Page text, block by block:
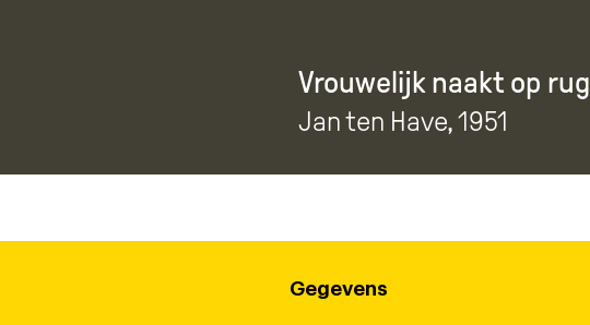
Vrouwelijk naakt op rug
Jan ten Have, 1951
Gegevens